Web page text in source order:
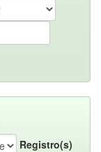
Registro(s)